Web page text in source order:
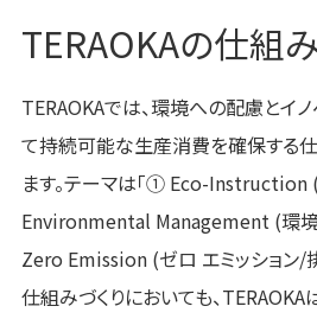
TERAOKAの仕組
TERAOKAでは、環境への配慮とイ
て持続可能な生産消費を確保する
ます。テーマは「① Eco-Instruction (
Environmental Management (環境
Zero Emission (ゼロ エミッション/
仕組みづくりにおいても、